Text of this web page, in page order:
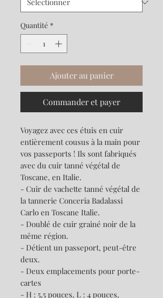
Quantité *
Ajouter au panier
Commander et payer
Voyagez avec ces étuis en cuir
entièrement cousus à la main pour
vos passeports ! Ils sont fabriqués
avec du cuir tanné végétal de
Toscane, en Italie.
- Cuir de vachette tanné végétal de
la tannerie Conceria Badalassi
Carlo en Toscane Italie.
- Doublé de cuir grainé noir de la
même région.
- Détient un passeport, peut-être
deux.
- Deux emplacements pour porte-
cartes
- H : 5,5 pouces, L : 4 pouces,